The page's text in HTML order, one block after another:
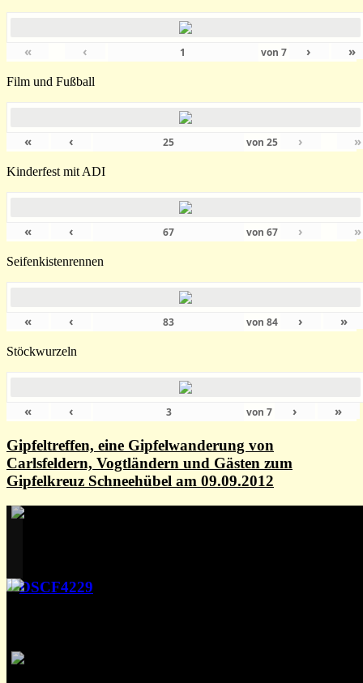
« ‹ von 7 › »
Film und Fußball
« ‹ von25 › »
Kinderfest mit ADI
« ‹ von67 › »
Seifenkistenrennen
« ‹ von84 › »
Stöckwurzeln
« ‹ von7 › »
Gipfeltreffen, eine Gipfelwanderung von
Carlsfeldern, Vogtländern und Gästen zum
Gipfelkreuz Schneehübel am 09.09.2012